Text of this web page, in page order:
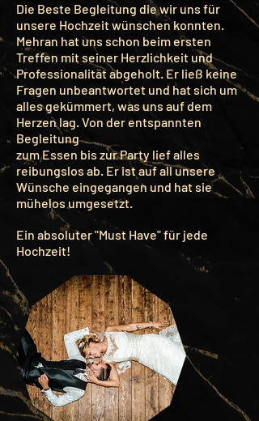
Die Beste Begleitung die wir uns für
unsere Hochzeit wünschen konnten.
Mehran hat uns schon beim ersten
Treffen mit seiner Herzlichkeit und
Professionalität abgeholt. Er ließ keine
Fragen unbeantwortet und hat sich um
alles gekümmert, was uns auf dem
Herzen lag. Von der entspannten
Begleitung
zum Essen bis zur Party lief alles
reibungslos ab. Er ist auf all unsere
Wünsche eingegangen und hat sie
mühelos umgesetzt.
Ein absoluter "Must Have" für jede
Hochzeit!